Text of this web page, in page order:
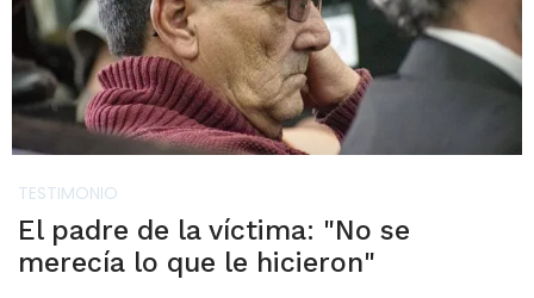
TESTIMONIO
El padre de la víctima: "No se
merecía lo que le hicieron"